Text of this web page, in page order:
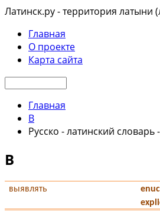
Латинск.ру - территория латыни
Главная
О проекте
Карта сайта
Главная
В
Русско - латинский словарь
В
выявлять